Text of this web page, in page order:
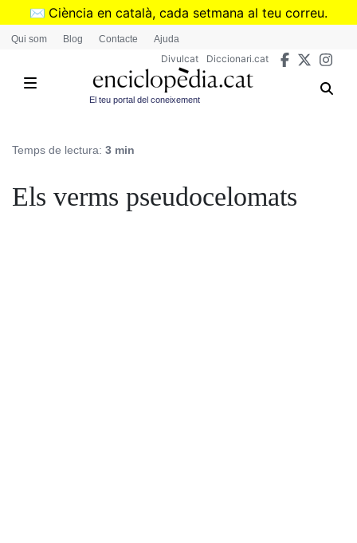
Vés
✉️ Ciència en català, cada setmana al teu correu.
➜Subscriu-te al butlletí de Divulcat
Qui som Blog Contacte Ajuda
Divulcat Diccionari.cat
El teu portal del coneixement
Temps de lectura: 3 min
Els verms pseudocelomats